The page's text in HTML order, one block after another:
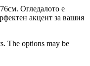
Огледалото е
акцент за вашия
The options may be